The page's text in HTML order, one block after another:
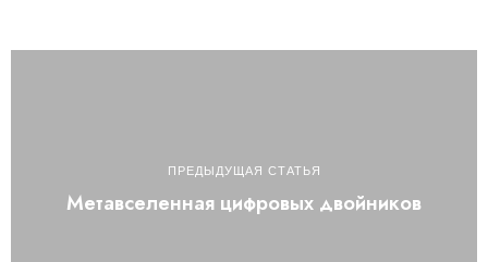
ПРЕДЫДУЩАЯ СТАТЬЯ
Метавселенная цифровых двойников